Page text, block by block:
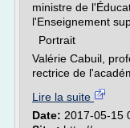
ministre de
l'Enseignement
Portrait
Valérie Cabuil,
rectrice de
Lire la suite
Date: 2017-05-15